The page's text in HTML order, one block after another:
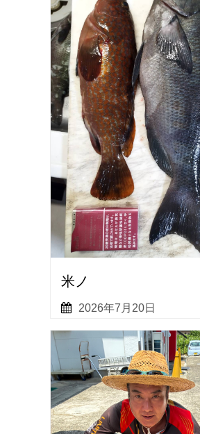
米ノ
2026年7月20日